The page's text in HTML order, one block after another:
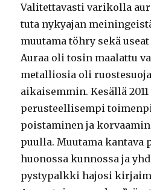
Valitettavasti varikolla
tuta nykyajan
muutama töhry sekä
Auraa oli tosin maalattu
metalliosia oli
aikaisemmin. Kesällä
perusteellisempi
poistaminen ja
puulla. Muutama
huonossa kunnossa ja
pystypalkki hajosi